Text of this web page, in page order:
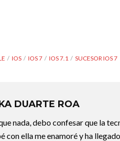
IOS IOS 7 IOS 7.1 SUCESOR IOS 7
DUARTE ROA
nada, debo confesar que la
con ella me enamoré y ha